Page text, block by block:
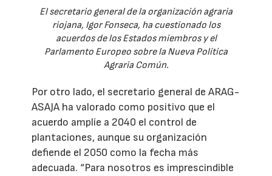
El secretario general de la organización agraria
riojana, Igor Fonseca, ha cuestionado los
acuerdos de los Estados miembros y el
Parlamento Europeo sobre la Nueva Política
Agraria Común.
Por otro lado, el secretario general de ARAG-
ASAJA ha valorado como positivo que el
acuerdo amplíe a 2040 el control de
plantaciones, aunque su organización
defiende el 2050 como la fecha más
adecuada. “Para nosotros es imprescindible